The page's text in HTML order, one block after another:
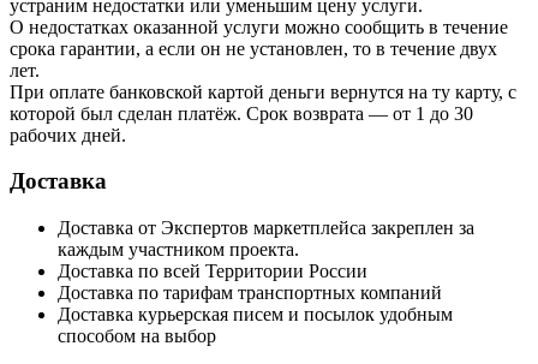
устраним недостатки или уменьшим цену услуги.
О недостатках оказанной услуги можно сообщить в течение
срока гарантии, а если он не установлен, то в течение двух
лет.
При оплате банковской картой деньги вернутся на ту карту, с
которой был сделан платёж. Срок возврата — от 1 до 30
рабочих дней.
Доставка
Доставка от Экспертов маркетплейса закреплен за
каждым участником проекта.
Доставка по всей Территории России
Доставка по тарифам транспортных компаний
Доставка курьерская писем и посылок удобным
способом на выбор